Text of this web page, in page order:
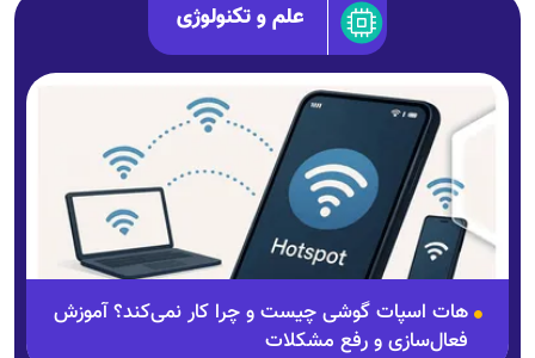
علم و تکنولوژی
هات اسپات گوشی چیست و چرا کار نمی‌کند؟ آموزش
فعال‌سازی و رفع مشکلات